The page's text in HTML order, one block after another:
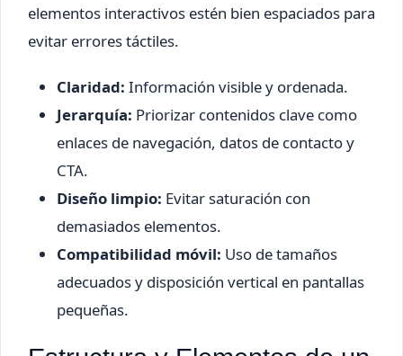
elementos interactivos estén bien espaciados para
evitar errores táctiles.
Claridad: Información visible y ordenada.
Jerarquía: Priorizar contenidos clave como
enlaces de navegación, datos de contacto y
CTA.
Diseño limpio: Evitar saturación con
demasiados elementos.
Compatibilidad móvil: Uso de tamaños
adecuados y disposición vertical en pantallas
pequeñas.